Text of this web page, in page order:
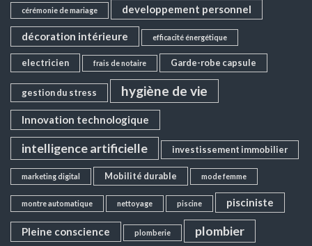
cérémonie de mariage developpement personnel
décoration intérieure efficacité énergétique
electricien frais de notaire Garde-robe capsule
gestion du stress hygiène de vie
Innovation technologique
intelligence artificielle investissement immobilier
marketing digital Mobilité durable mode femme
montre automatique nettoyage piscine pisciniste
Pleine conscience plomberie plombier